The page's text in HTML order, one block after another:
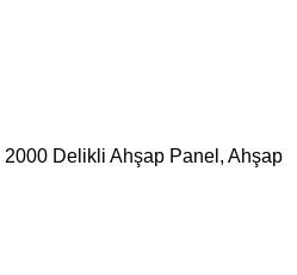
2000 Delikli Ahşap Panel , Ahşap